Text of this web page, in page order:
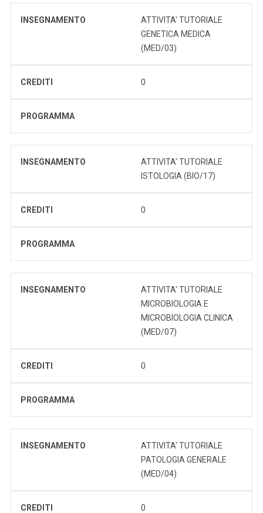
INSEGNAMENTO
ATTIVITA' TUTORIALE
GENETICA MEDICA
(MED/03)
CREDITI 0
PROGRAMMA
INSEGNAMENTO
ATTIVITA' TUTORIALE
ISTOLOGIA (BIO/17)
CREDITI 0
PROGRAMMA
INSEGNAMENTO
ATTIVITA' TUTORIALE
MICROBIOLOGIA E
MICROBIOLOGIA CLINICA
(MED/07)
CREDITI 0
PROGRAMMA
INSEGNAMENTO
ATTIVITA' TUTORIALE
PATOLOGIA GENERALE
(MED/04)
CREDITI 0